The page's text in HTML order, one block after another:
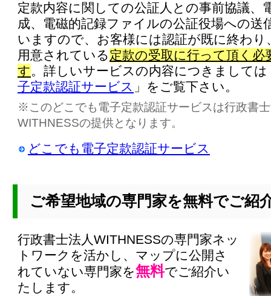
定款内容に関しての公証人との事前協議、
成、電磁的記録ファイルの公証役場への送
いますので、お客様には認証が既に終わり
用意されている定款の受取に行って頂く必
す。詳しいサービスの内容につきましては
子定款認証サービス 」をご覧下さい。
※このどこでも電子定款認証サービスは行政書
WITHNESSの提供となります。
どこでも電子定款認証サービス
ご希望地域の専門家を無料でご紹
行政書士法人WITHNESSの専門家ネッ
トワークを活かし、マップに公開さ
れていない専門家を無料でご紹介い
たします。